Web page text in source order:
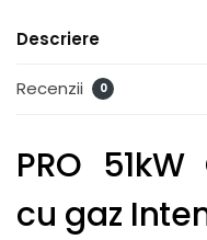
Descriere
Recenzii 0
PRO
cu gaz